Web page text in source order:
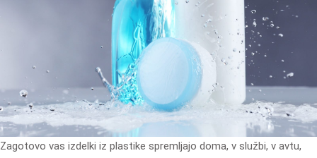
Zagotovo vas izdelki iz plastike spremljajo doma, v službi, v avtu,